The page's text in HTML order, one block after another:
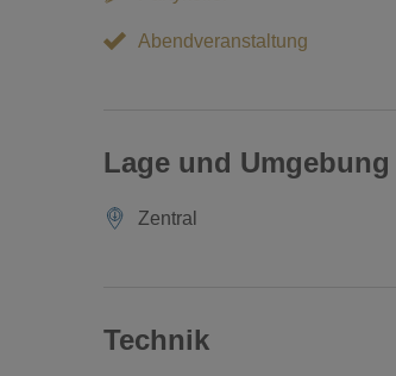
Abendveranstaltung
Lage und Umgebung
Zentral
Technik